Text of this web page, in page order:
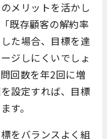
メリットを活かし
既存顧客の解約率
た場合、目標を達
ジしにくいでしょ
回数を年2回に増
設定すれば、目標
す。
をバランスよく組